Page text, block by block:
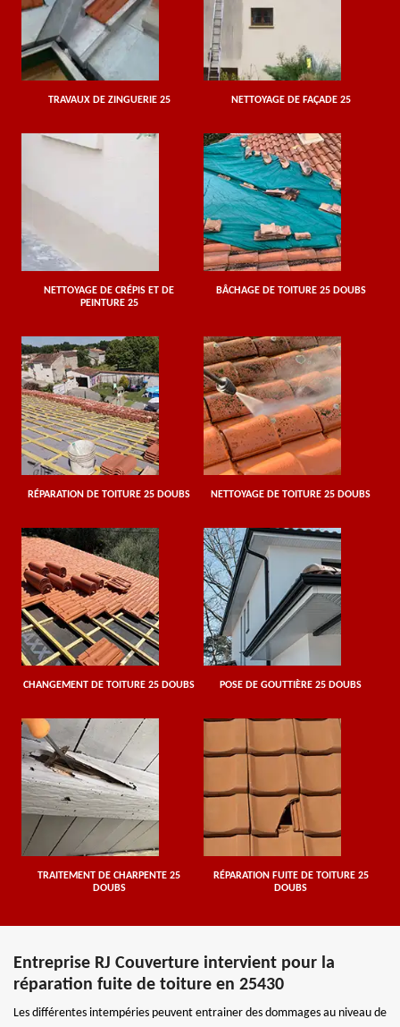
TRAVAUX DE ZINGUERIE 25 NETTOYAGE DE FAÇADE 25
NETTOYAGE DE CRÉPIS ET DE
PEINTURE 25
BÂCHAGE DE TOITURE 25 DOUBS
RÉPARATION DE TOITURE 25 DOUBS NETTOYAGE DE TOITURE 25 DOUBS
CHANGEMENT DE TOITURE 25 DOUBS POSE DE GOUTTIÈRE 25 DOUBS
TRAITEMENT DE CHARPENTE 25
DOUBS
RÉPARATION FUITE DE TOITURE 25
DOUBS
Entreprise RJ Couverture intervient pour la
réparation fuite de toiture en 25430
Les différentes intempéries peuvent entrainer des dommages au niveau de